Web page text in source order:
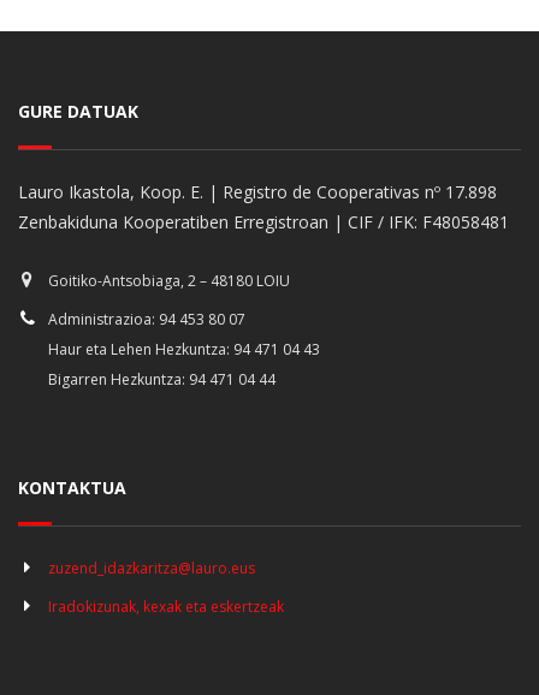
GURE DATUAK
Lauro Ikastola, Koop. E. | Registro de Cooperativas nº 17.898
Zenbakiduna Kooperatiben Erregistroan | CIF / IFK: F48058481
Goitiko-Antsobiaga, 2 – 48180 LOIU
Administrazioa: 94 453 80 07
Haur eta Lehen Hezkuntza: 94 471 04 43
Bigarren Hezkuntza: 94 471 04 44
KONTAKTUA
zuzend_idazkaritza@lauro.eus
Iradokizunak, kexak eta eskertzeak